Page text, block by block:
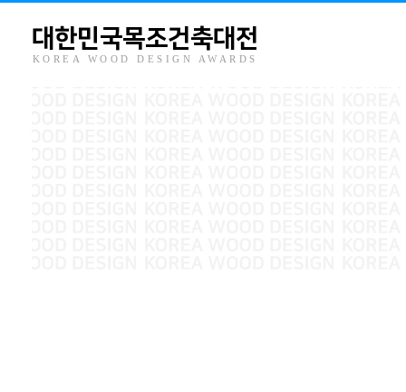
대한민국목조건축대전
KOREA WOOD DESIGN AWARDS